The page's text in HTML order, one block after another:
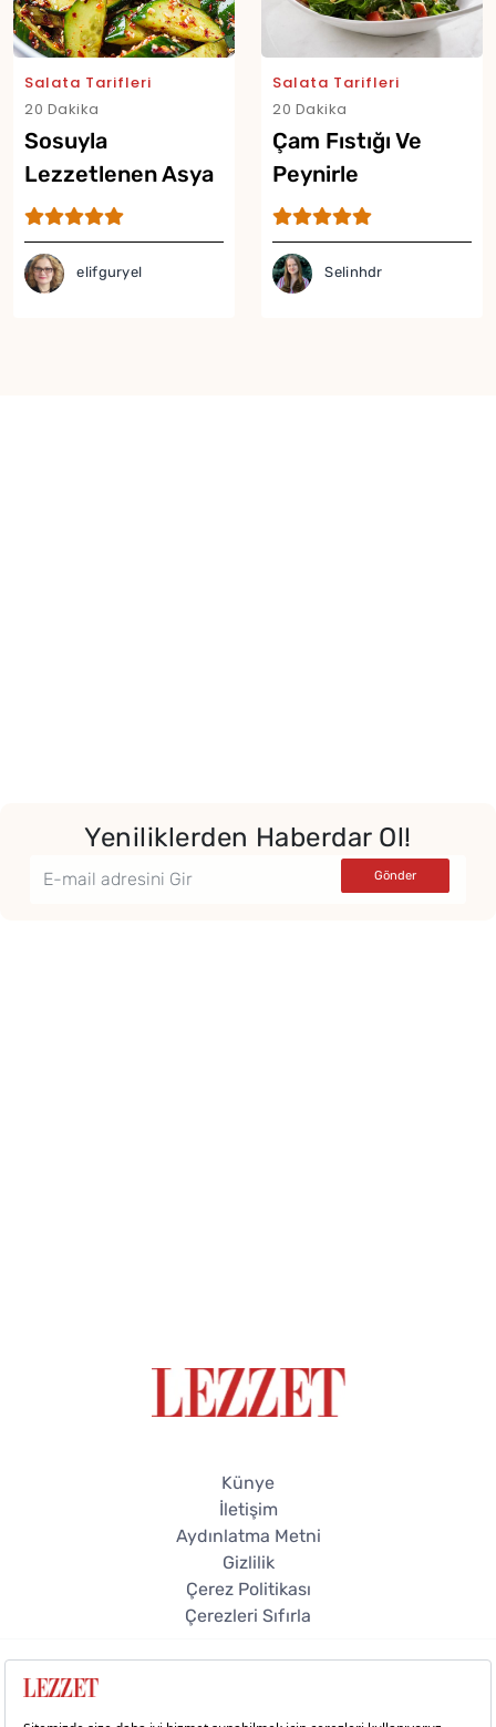
Salata Tarifleri
20 Dakika
Sosuyla
Lezzetlenen Asya
Usulü Acılı
Salatalık Salatası
elifguryel
Salata Tarifleri
20 Dakika
Çam Fıstığı Ve
Peynirle
Zenginleşen Kuzu
Kulağı Salatası
Tarifi
Selinhdr
Yeniliklerden Haberdar Ol!
Künye
İletişim
Aydınlatma Metni
Gizlilik
Çerez Politikası
Çerezleri Sıfırla